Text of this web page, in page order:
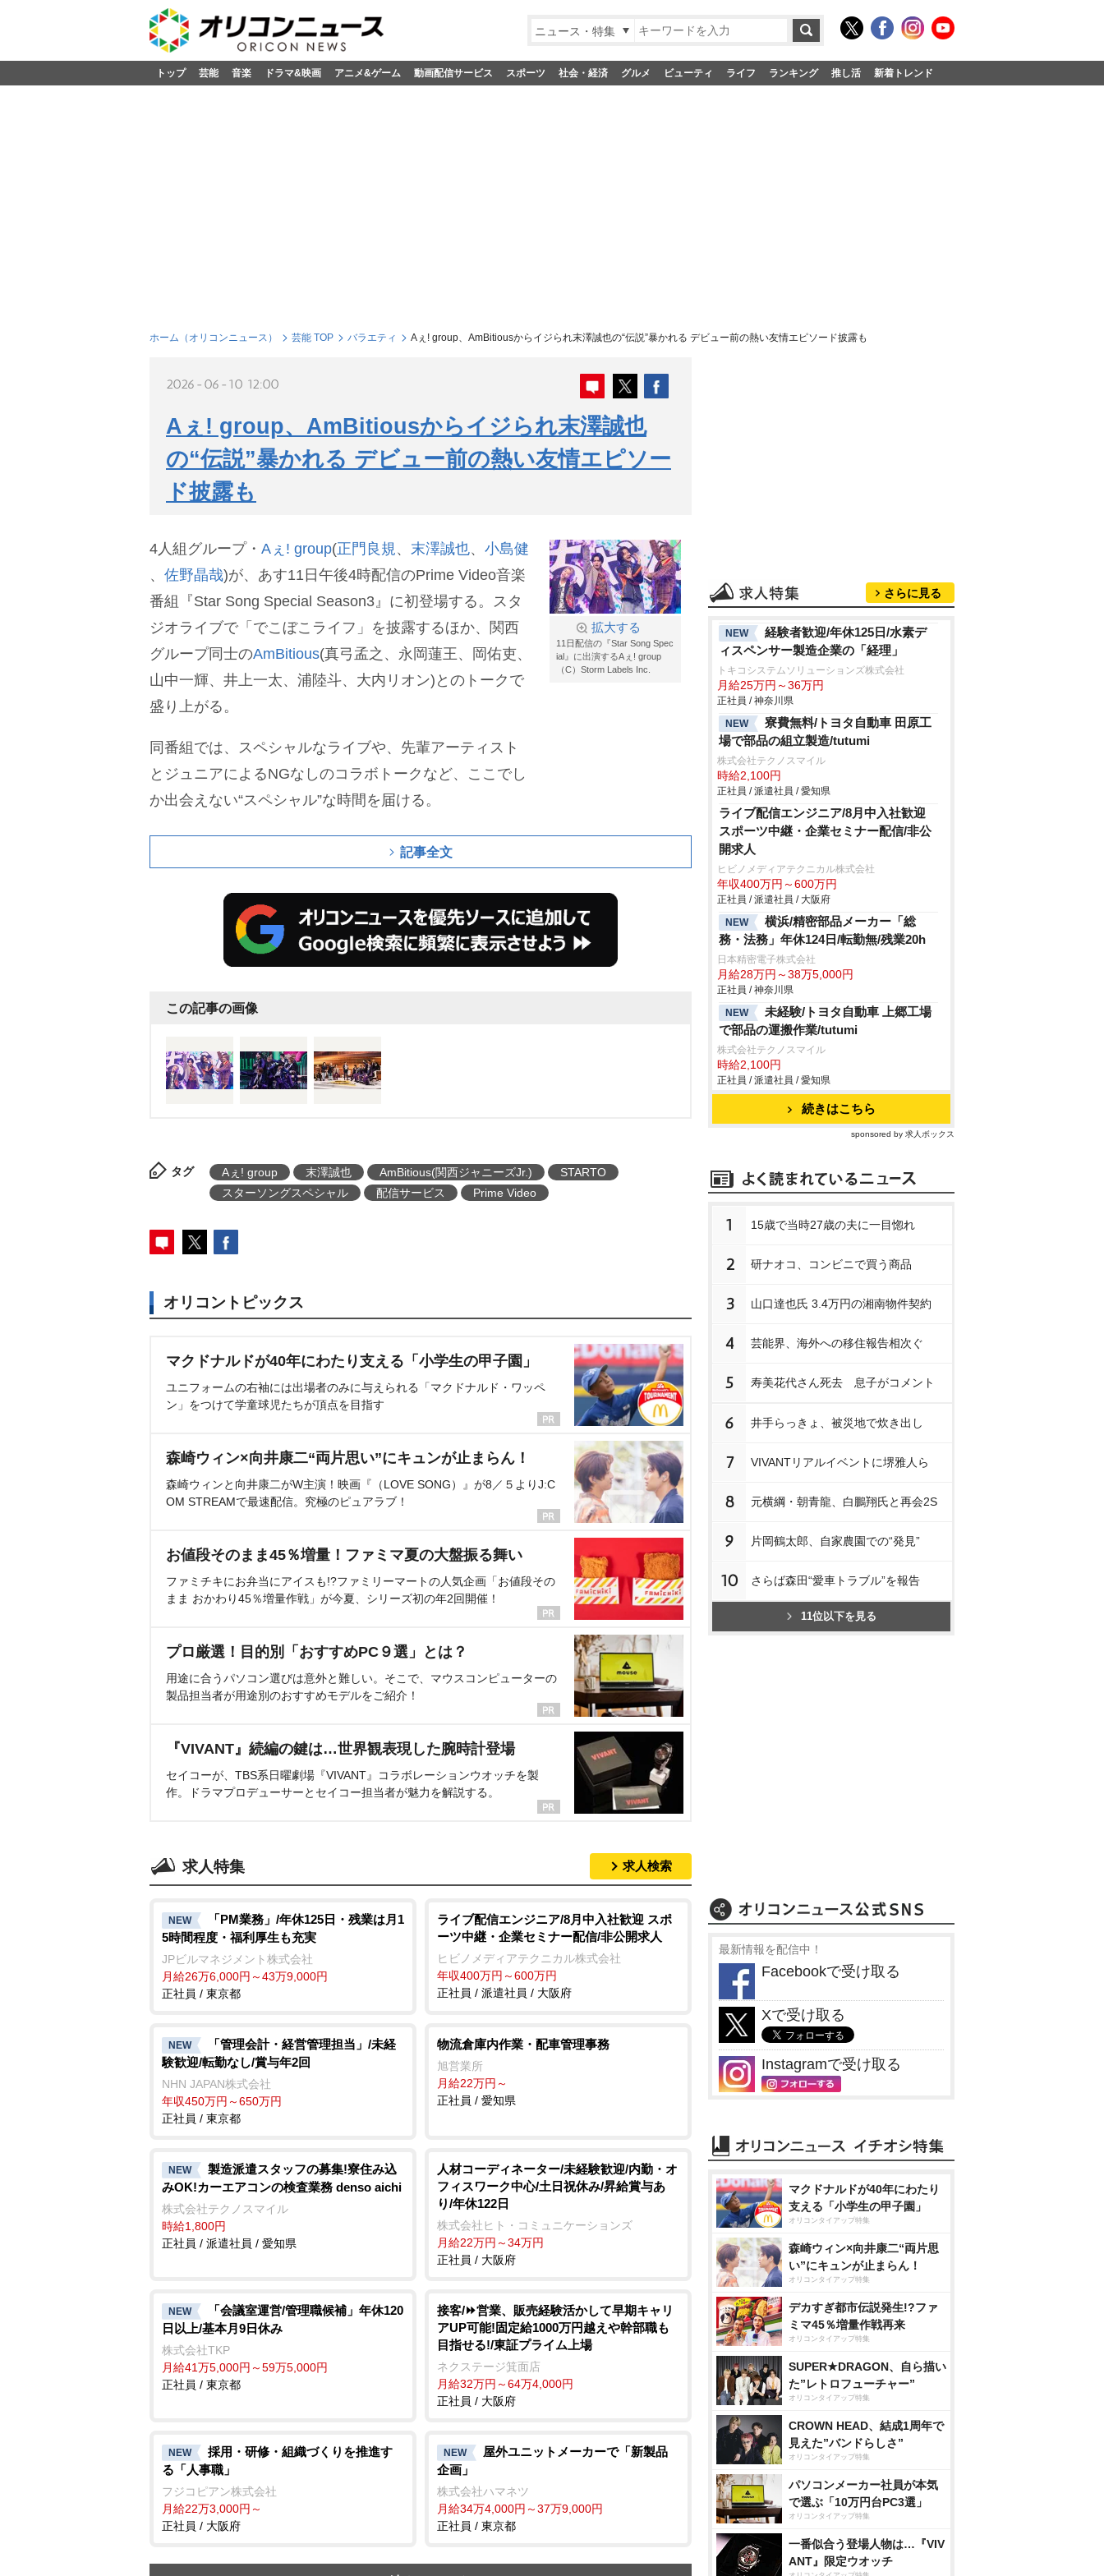
ニュース・特集
トップ 芸能 音楽 ドラマ&映画 アニメ&ゲーム 動画配信サービス スポーツ 社会・経済 グルメ ビューティ ライフ ランキング 推し活 新着トレンド
ホーム（オリコンニュース） 芸能 TOP バラエティ Aぇ! group、AmBitiousからイジられ末澤誠也の“伝説”暴かれる デビュー前の熱い友情エピソード披露も
2026-06-10 12:00
Aぇ! group、AmBitiousからイジられ末澤誠也
の“伝説”暴かれる デビュー前の熱い友情エピソー
ド披露も
拡大する
11日配信の『Star Song Spec
ial』に出演するAぇ! group
（C）Storm Labels Inc.
4人組グループ・ Aぇ! group(正門良規、 末澤誠也、 小島健
、 佐野晶哉)が、あす11日午後4時配信のPrime Video音楽
番組『Star Song Special Season3』に初登場する。スタ
ジオライブで「でこぼこライフ」を披露するほか、関西
グループ同士のAmBitious(真弓孟之、永岡蓮王、岡佑吏、
山中一輝、井上一太、浦陸斗、大内リオン)とのトークで
盛り上がる。
同番組では、スペシャルなライブや、先輩アーティスト
とジュニアによるNGなしのコラボトークなど、ここでし
か出会えない“スペシャル”な時間を届ける。
記事全文
この記事の画像
タグ Aぇ! group 末澤誠也 AmBitious(関西ジャニーズJr.)
STARTO
スターソングスペシャル
配信サービス Prime Video
オリコントピックス
マクドナルドが40年にわたり支える「小学生の甲子園」
ユニフォームの右袖には出場者のみに与えられる「マクドナルド・ワッペ
ン」をつけて学童球児たちが頂点を目指す
森崎ウィン×向井康二“両片思い”にキュンが止まらん！
森崎ウィンと向井康二がW主演！映画『（LOVE SONG）』が8／５よりJ:C
OM STREAMで最速配信。究極のピュアラブ！
お値段そのまま45％増量！ファミマ夏の大盤振る舞い
ファミチキにお弁当にアイスも!?ファミリーマートの人気企画「お値段その
まま おかわり45％増量作戦」が今夏、シリーズ初の年2回開催！
プロ厳選！目的別「おすすめPC９選」とは？
用途に合うパソコン選びは意外と難しい。そこで、マウスコンピューターの
製品担当者が用途別のおすすめモデルをご紹介！
『VIVANT』続編の鍵は…世界観表現した腕時計登場
セイコーが、TBS系日曜劇場『VIVANT』コラボレーションウオッチを製
作。ドラマプロデューサーとセイコー担当者が魅力を解説する。
求人特集 求人検索
NEW
「PM業務」/年休125日・残業は月1
5時間程度・福利厚生も充実
JPビルマネジメント株式会社
月給26万6,000円～43万9,000円
正社員 / 東京都
ライブ配信エンジニア/8月中入社歓迎 スポ
ーツ中継・企業セミナー配信/非公開求人
ヒビノメディアテクニカル株式会社
年収400万円～600万円
正社員 / 派遣社員 / 大阪府
NEW
「管理会計・経営管理担当」/未経
験歓迎/転勤なし/賞与年2回
NHN JAPAN株式会社
年収450万円～650万円
正社員 / 東京都
物流倉庫内作業・配車管理事務
旭営業所
月給22万円～
正社員 / 愛知県
NEW
製造派遣スタッフの募集!寮住み込
みOK!カーエアコンの検査業務 denso aichi
株式会社テクノスマイル
時給1,800円
正社員 / 派遣社員 / 愛知県
人材コーディネーター/未経験歓迎/内勤・オ
フィスワーク中心/土日祝休み/昇給賞与あ
り/年休122日
株式会社ヒト・コミュニケーションズ
月給22万円～34万円
正社員 / 大阪府
NEW
「会議室運営/管理職候補」年休120
日以上/基本月9日休み
株式会社TKP
月給41万5,000円～59万5,000円
正社員 / 東京都
接客/⏩️営業、販売経験活かして早期キャリ
アUP可能!固定給1000万円越えや幹部職も
目指せる!/東証プライム上場
ネクステージ箕面店
月給32万円～64万4,000円
正社員 / 大阪府
NEW
採用・研修・組織づくりを推進す
る「人事職」
フジコピアン株式会社
月給22万3,000円～
正社員 / 大阪府
NEW
屋外ユニットメーカーで「新製品
企画」
株式会社ハマネツ
月給34万4,000円～37万9,000円
正社員 / 東京都
さらに見る
NEW
経験者歓迎/年休125日/水素デ
ィスペンサー製造企業の「経理」
トキコシステムソリューションズ株式会社
月給25万円～36万円
正社員 / 神奈川県
NEW
寮費無料/トヨタ自動車 田原工
場で部品の組立製造/tutumi
株式会社テクノスマイル
時給2,100円
正社員 / 派遣社員 / 愛知県
ライブ配信エンジニア/8月中入社歓迎
スポーツ中継・企業セミナー配信/非公
開求人
ヒビノメディアテクニカル株式会社
年収400万円～600万円
正社員 / 派遣社員 / 大阪府
NEW
横浜/精密部品メーカー「総
務・法務」年休124日/転勤無/残業20h
日本精密電子株式会社
月給28万円～38万5,000円
正社員 / 神奈川県
NEW
未経験/トヨタ自動車 上郷工場
で部品の運搬作業/tutumi
株式会社テクノスマイル
時給2,100円
正社員 / 派遣社員 / 愛知県
続きはこちら
sponsored by 求人ボックス
1 15歳で当時27歳の夫に一目惚れ
2 研ナオコ、コンビニで買う商品
3 山口達也氏 3.4万円の湘南物件契約
4 芸能界、海外への移住報告相次ぐ
5 寿美花代さん死去 息子がコメント
6 井手らっきょ、被災地で炊き出し
7 VIVANTリアルイベントに堺雅人ら
8 元横綱・朝青龍、白鵬翔氏と再会2S
9 片岡鶴太郎、自家農園での“発見”
10 さらば森田“愛車トラブル”を報告
11位以下を見る
最新情報を配信中！
Facebookで受け取る
Xで受け取る
Instagramで受け取る
マクドナルドが40年にわたり
支える「小学生の甲子園」
オリコンタイアップ特集
森崎ウィン×向井康二“両片思
い”にキュンが止まらん！
オリコンタイアップ特集
デカすぎ都市伝説発生!?ファ
ミマ45％増量作戦再来
オリコンタイアップ特集
SUPER★DRAGON、自ら描い
た”レトロフューチャー”
オリコンタイアップ特集
CROWN HEAD、結成1周年で
見えた”バンドらしさ”
オリコンタイアップ特集
パソコンメーカー社員が本気
で選ぶ「10万円台PC3選」
オリコンタイアップ特集
一番似合う登場人物は…『VIV
ANT』限定ウオッチ